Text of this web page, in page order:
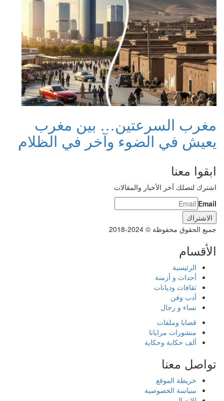
مغرب السرعتين… بين مغرب
يعيش في الضوء وآخر في الظلام
ابقوا معنا
اشترك لتصلك آخر الأخبار والمقالات
Email
جميع الحقوق محفوظة © 2024-2018
الأقسام
الرئيسية
أحداث و أزمنة
ثقافات وديانات
أدب وفن
نساء و رجال
قضايا وملفات
منشورات مرايانا
ألف حكاية وحكاية
تواصل معنا
خريطة الموقع
سياسة الخصوصية